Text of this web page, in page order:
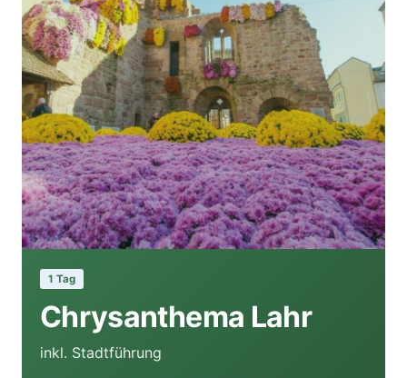
1 Tag
Chrysanthema Lahr
inkl. Stadtführung